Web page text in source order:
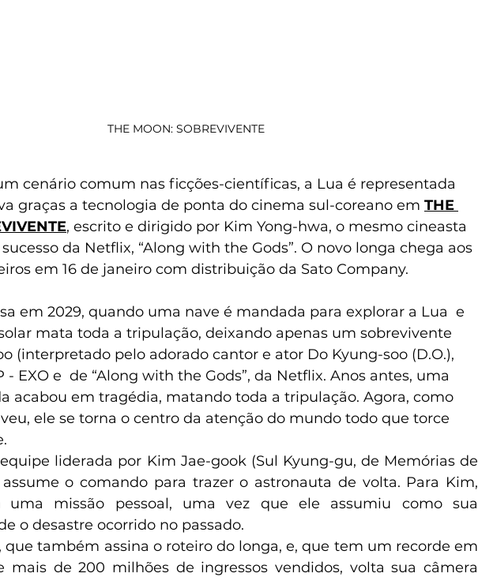
THE MOON: SOBREVIVENTE
cenário comum nas ficções-científicas, a Lua é representada
graças a tecnologia de ponta do cinema sul-coreano em THE
, escrito e dirigido por Kim Yong-hwa, o mesmo cineasta
da Netflix, “Along with the Gods”. O novo longa chega aos
em 16 de janeiro com distribuição da Sato Company.
em 2029, quando uma nave é mandada para explorar a Lua  e
mata toda a tripulação, deixando apenas um sobrevivente
(interpretado pelo adorado cantor e ator Do Kyung-soo (D.O.),
- EXO e  de “Along with the Gods”, da Netflix. Anos antes, uma
acabou em tragédia, matando toda a tripulação. Agora, como
ele se torna o centro da atenção do mundo todo que torce
liderada por Kim Jae-gook (Sul Kyung-gu, de Memórias de
assume o comando para trazer o astronauta de volta. Para Kim,
uma missão pessoal, uma vez que ele assumiu como sua
o desastre ocorrido no passado.
que também assina o roteiro do longa, e, que tem um recorde em
mais de 200 milhões de ingressos vendidos, volta sua câmera